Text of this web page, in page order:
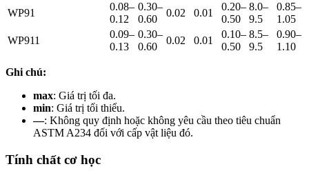
WP91
0.08–
0.12
0.30–
0.60
0.02 0.01
0.20–
0.50
8.0–
9.5
0.85–
1.05
WP911
0.09–
0.13
0.30–
0.60
0.02 0.01
0.10–
0.50
8.5–
9.5
0.90–
1.10
Ghi chú:
max: Giá trị tối đa.
min: Giá trị tối thiểu.
—: Không quy định hoặc không yêu cầu theo tiêu chuẩn
ASTM A234 đối với cấp vật liệu đó.
Tính chất cơ học